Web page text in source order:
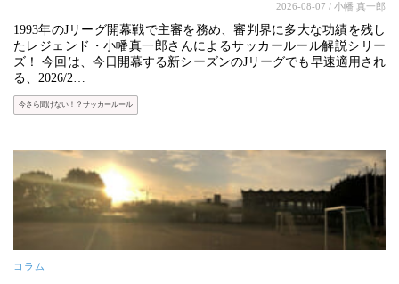
2026-08-07 / 小幡 真一郎
1993年のJリーグ開幕戦で主審を務め、審判界に多大な功績を残し
たレジェンド・小幡真一郎さんによるサッカールール解説シリー
ズ！ 今回は、今日開幕する新シーズンのJリーグでも早速適用され
る、2026/2…
今さら聞けない！？サッカールール
コラム